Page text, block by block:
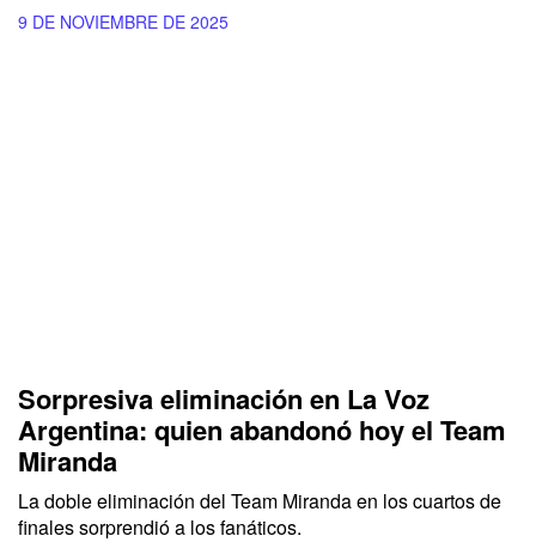
9 DE NOVIEMBRE DE 2025
Sorpresiva eliminación en La Voz
Argentina: quien abandonó hoy el Team
Miranda
La doble eliminación del Team Miranda en los cuartos de
finales sorprendió a los fanáticos.